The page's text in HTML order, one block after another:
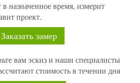
назначенное время, измерит
проект.
Заказать замер
вам эскиз и наши специалисты
стоимость в течении дня